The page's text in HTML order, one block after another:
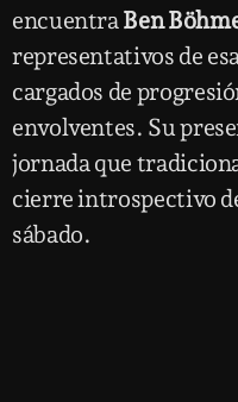
encuentra Ben
representativos de
cargados de
envolventes. Su
jornada que
cierre introspectivo
sábado.